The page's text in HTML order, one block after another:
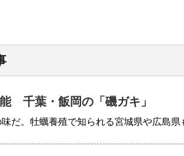
千葉・飯岡の「磯ガキ」
だ。牡蠣養殖で知られる宮城県や広島